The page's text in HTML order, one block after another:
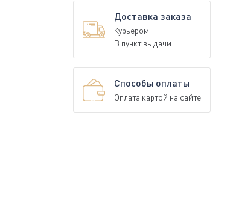
Доставка заказа
Курьером
В пункт выдачи
Способы оплаты
Оплата картой на сайте